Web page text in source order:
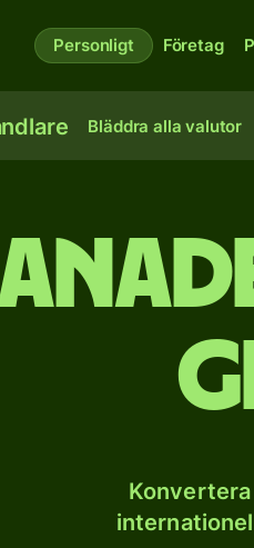
Personligt Företag
Bläddra alla valutor